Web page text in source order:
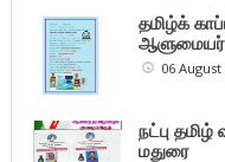
தமிழ்க்
ஆளுமையர்
06 August
நட்பு
மதுரை